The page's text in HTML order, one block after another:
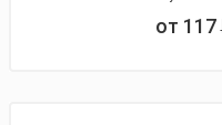
от 117